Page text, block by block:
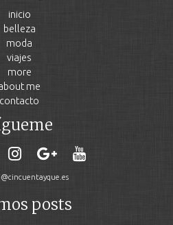
inicio
belleza
moda
viajes
more
me
contacto
posts